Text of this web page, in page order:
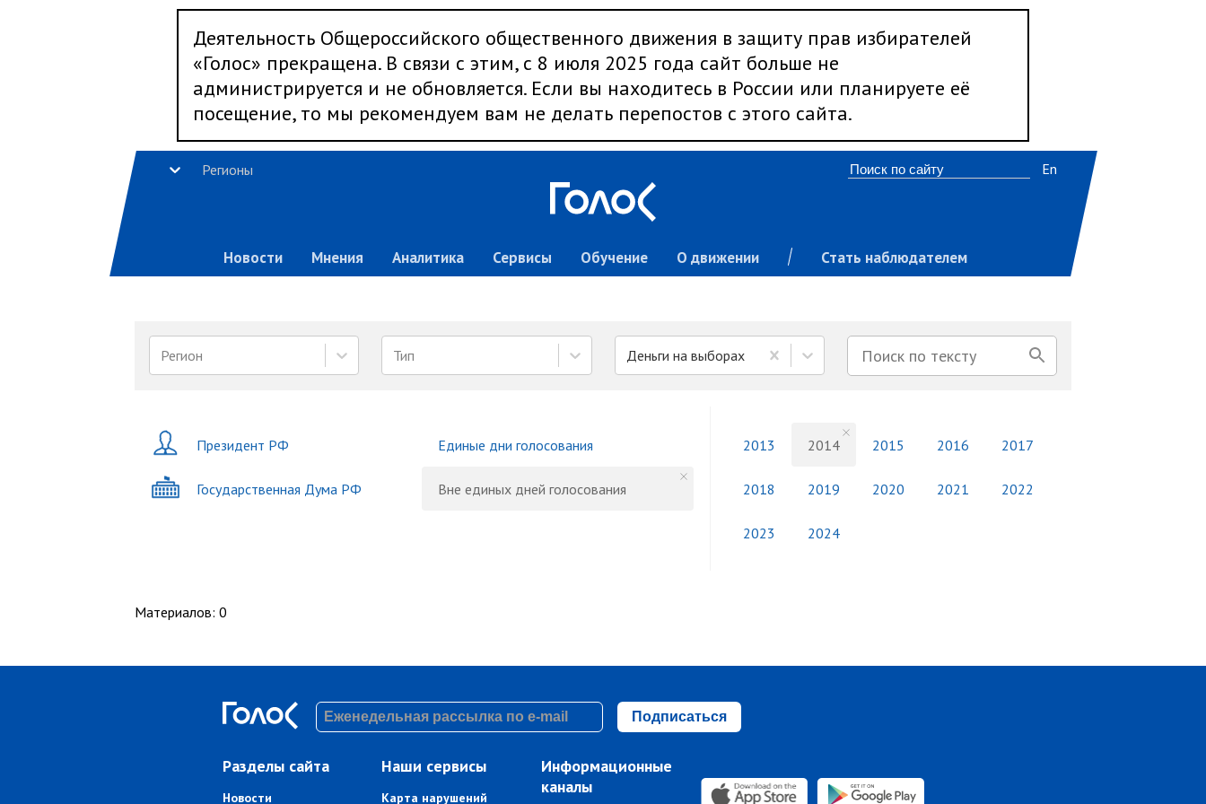
Деятельность Общероссийского общественного движения в защиту прав избирателей
«Голос» прекращена. В связи с этим, с 8 июля 2025 года сайт больше не
администрируется и не обновляется. Если вы находитесь в России или планируете её
посещение, то мы рекомендуем вам не делать перепостов с этого сайта.
Регионы
Новости Мнения Аналитика Сервисы Обучение О движении Стать наблюдателем
En
Регион Тип Деньги на выборах
Президент РФ
Государственная Дума РФ
Единые дни голосования
Вне единых дней голосования
2013 2014 2015 2016 2017
2018 2019 2020 2021 2022
2023 2024
Материалов: 0
Подписаться
Разделы сайта
Новости
Наши сервисы
Карта нарушений
Информационные
каналы